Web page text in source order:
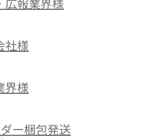
広報業界様
社様
界様
ー梱包発送